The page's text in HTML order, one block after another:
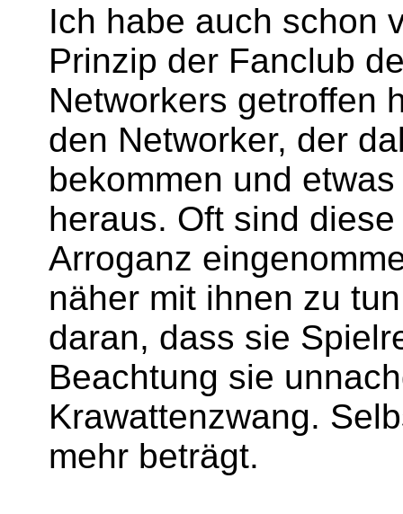
Ich habe auch schon
Prinzip der Fanclub
Networkers getroffen
den Networker, der
bekommen und
heraus. Oft sind
Arroganz
näher mit ihnen zu
daran, dass sie
Beachtung sie
Krawattenzwang.
mehr beträgt.